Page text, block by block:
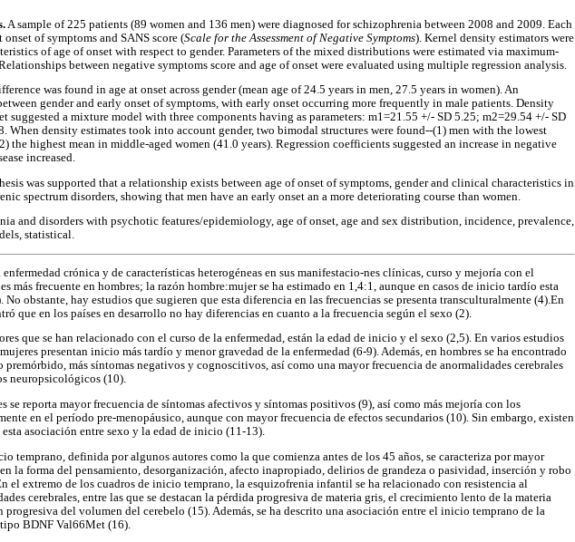
A sample of 225 patients (89 women and 136 men) were diagnosed for schizophrenia between 2008 and 2009. Each
onset of symptoms and SANS score (Scale for the Assessment of Negative Symptoms). Kernel density estimators were
of age of onset with respect to gender. Parameters of the mixed distributions were estimated via maximum-
between negative symptoms score and age of onset were evaluated using multiple regression analysis.
was found in age at onset across gender (mean age of 24.5 years in men, 27.5 years in women). An
gender and early onset of symptoms, with early onset occurring more frequently in male patients. Density
suggested a mixture model with three components having as parameters: m1=21.55 +/- SD 5.25; m2=29.54 +/- SD
When density estimates took into account gender, two bimodal structures were found--(1) men with the lowest
the highest mean in middle-aged women (41.0 years). Regression coefficients suggested an increase in negative
increased.
was supported that a relationship exists between age of onset of symptoms, gender and clinical characteristics in
spectrum disorders, showing that men have an early onset an a more deteriorating course than women.
and disorders with psychotic features/epidemiology, age of onset, age and sex distribution, incidence, prevalence,
statistical.
crónica y de características heterogéneas en sus manifestacio-nes clínicas, curso y mejoría con el
más frecuente en hombres; la razón hombre:mujer se ha estimado en 1,4:1, aunque en casos de inicio tardío esta
No obstante, hay estudios que sugieren que esta diferencia en las frecuencias se presenta transculturalmente (4).En
que en los países en desarrollo no hay diferencias en cuanto a la frecuencia según el sexo (2).
que se han relacionado con el curso de la enfermedad, están la edad de inicio y el sexo (2,5). En varios estudios
presentan inicio más tardío y menor gravedad de la enfermedad (6-9). Además, en hombres se ha encontrado
más síntomas negativos y cognoscitivos, así como una mayor frecuencia de anormalidades cerebrales
neuropsicológicos (10).
se reporta mayor frecuencia de síntomas afectivos y síntomas positivos (9), así como más mejoría con los
en el período pre-menopáusico, aunque con mayor frecuencia de efectos secundarios (10). Sin embargo, existen
asociación entre sexo y la edad de inicio (11-13).
temprano, definida por algunos autores como la que comienza antes de los 45 años, se caracteriza por mayor
la forma del pensamiento, desorganización, afecto inapropiado, delirios de grandeza o pasividad, inserción y robo
el extremo de los cuadros de inicio temprano, la esquizofrenia infantil se ha relacionado con resistencia al
cerebrales, entre las que se destacan la pérdida progresiva de materia gris, el crecimiento lento de la materia
del volumen del cerebelo (15). Además, se ha descrito una asociación entre el inicio temprano de la
BDNF Val66Met (16).